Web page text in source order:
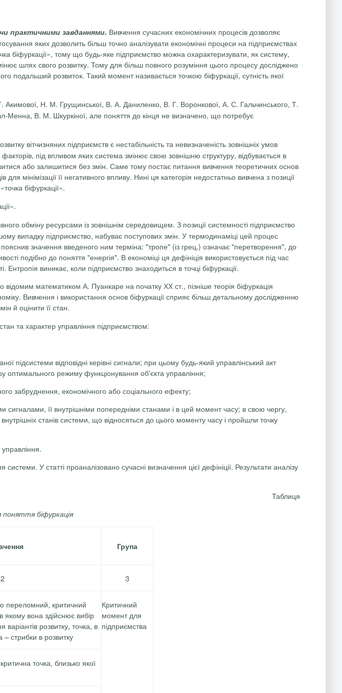
практичними завданнями. Вивчення сучаснихекономічних процесів дозволяє
яких дозволитьбільшточноаналізувати економічні процеси на підприємствах
біфуркації», тому що будь-яке підприємство можна охарактеризувати, як систему,
шлях свого розвитку. Тому для більш повного розуміння цього процесу досліджено
подальший розвиток. Такий момент називається точкою біфуркації, сутність якої
Акимової, Н. М. Грущинської, В. А. Даниленко, В. Г. Воронкової, А. С. Гальчинського, Т.
Менна, В. М. Шкуркіної, але поняття до кінця не визначено, що потребує
вітчизняних підприємств є нестабільність та невизначеність зовнішніх умов
під впливом яких система змінює свою зовнішню структуру, відбувається в
або залишитися без змін. Саме тому постає питання вивчення теоретичних основ
мінімізації її негативного впливу. Нині ця категорія недостатньо вивчена з позиції
біфуркації».
обміну ресурсами із зовнішнім середовищем. З позиції системності підприємство
випадку підприємство, набуває поступових змін. У термодинаміці цей процес
пояснивзначення введеного ним терміна: "тропе" (із грец.) означає"перетворення", до
подібно до поняття "енергія". В економіці ця дефініція використовується під час
виникає, коли підприємство знаходиться в точці біфуркації.
відомим математиком А. Пуанкаре на початку ХХ ст., пізніше теорія біфуркація
Вивчення і використання основ біфуркації сприяє більш детальному дослідженню
й оцінити її стан.
та характер управління підприємством:
відповідні керівні сигнали; при цьому будь-який управлінський акт
оптимального режиму функціонування об'єкта управління;
забруднення, економічного або соціального ефекту;
її внутрішніми попередніми станами і в цей момент часу; в свою чергу,
станів системи, що відносяться до цього моменту часу і пройшли точку
У статті проаналізовано сучасні визначення цієї дефініції. Результати аналізу
Таблиця
поняття біфуркація
Група
2 3
переломний, критичний
якому вона здійснює вибір
розвитку, точка, в
– стрибки в розвитку
Критичний
момент для
підприємства
точка, близько якої